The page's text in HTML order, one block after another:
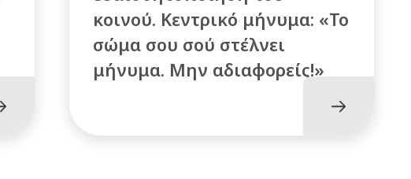
κοινού. Κεντρικό μήνυμα: «Το
σώμα σου σού στέλνει
μήνυμα. Μην αδιαφορείς!»